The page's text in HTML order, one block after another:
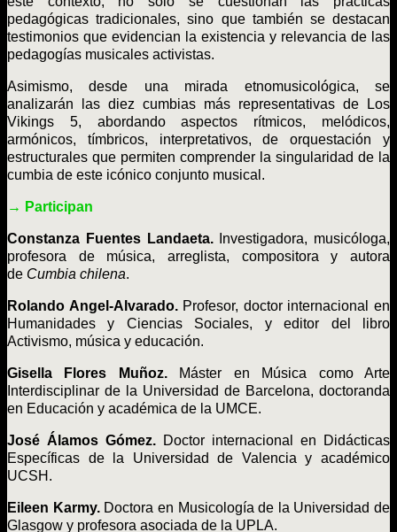
pedagógicas tradicionales, sino que también se destacan
testimonios que evidencian la existencia y relevancia de las
pedagogías musicales activistas.
Asimismo, desde una mirada etnomusicológica, se
analizarán las diez cumbias más representativas de Los
Vikings 5, abordando aspectos rítmicos, melódicos,
armónicos, tímbricos, interpretativos, de orquestación y
estructurales que permiten comprender la singularidad de la
cumbia de este icónico conjunto musical.
→ Participan
Constanza Fuentes Landaeta.
Investigadora, musicóloga,
profesora de música, arreglista, compositora y autora
de Cumbia chilena.
Rolando Angel-Alvarado. Profesor, doctor internacional en
Humanidades y Ciencias Sociales, y editor del libro
Activismo, música y educación.
Gisella Flores Muñoz.
Máster en Música como Arte
Interdisciplinar de la Universidad de Barcelona, doctoranda
en Educación y académica de la UMCE.
José Álamos Gómez. Doctor internacional en Didácticas
Específicas de la Universidad de Valencia y académico
UCSH.
Eileen Karmy. Doctora en Musicología de la Universidad de
Glasgow y profesora asociada de la UPLA.